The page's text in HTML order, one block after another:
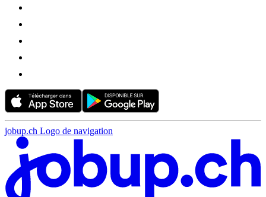
jobup.ch Logo de navigation